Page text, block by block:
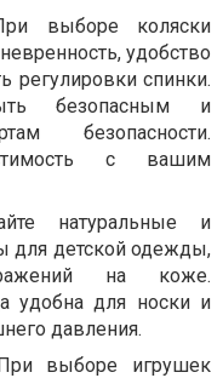
выборе коляски
удобство
регулировки спинки.
безопасным и
безопасности.
с вашим
натуральные и
для детской одежды,
на коже.
удобна для носки и
давления.
выборе игрушек